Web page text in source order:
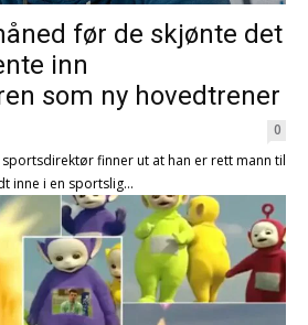
før de skjønte det
inn
som ny hovedtrener
0
finner ut at han er rett mann til
inne i en sportslig...